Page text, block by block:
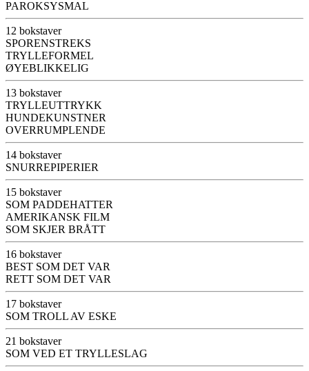
PAROKSYSMAL
12 bokstaver
SPORENSTREKS
TRYLLEFORMEL
ØYEBLIKKELIG
13 bokstaver
TRYLLEUTTRYKK
HUNDEKUNSTNER
OVERRUMPLENDE
14 bokstaver
SNURREPIPERIER
15 bokstaver
SOM PADDEHATTER
AMERIKANSK FILM
SOM SKJER BRÅTT
16 bokstaver
BEST SOM DET VAR
RETT SOM DET VAR
17 bokstaver
SOM TROLL AV ESKE
21 bokstaver
SOM VED ET TRYLLESLAG